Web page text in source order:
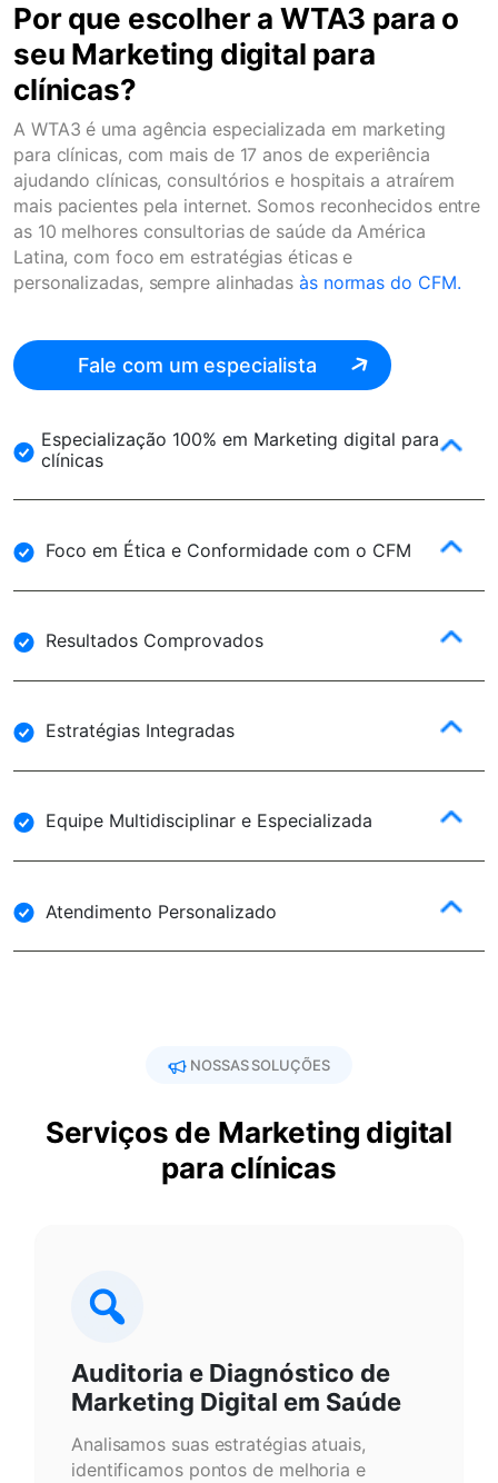
Por que escolher a WTA3 para o
seu Marketing digital para
clínicas?
A WTA3 é uma agência especializada em marketing
para clínicas, com mais de 17 anos de experiência
ajudando clínicas, consultórios e hospitais a atraírem
mais pacientes pela internet. Somos reconhecidos entre
as 10 melhores consultorias de saúde da América
Latina, com foco em estratégias éticas e
personalizadas, sempre alinhadasàs normas do CFM.
Fale com um especialista
Especialização 100% em Marketing digital para
clínicas
Foco em Ética e Conformidade com o CFM
Resultados Comprovados
Estratégias Integradas
Equipe Multidisciplinar e Especializada
Atendimento Personalizado
NOSSAS SOLUÇÕES
Serviços de Marketing digital
para clínicas
Auditoria e Diagnóstico de
Marketing Digital em Saúde
Analisamos suas estratégias atuais,
identificamos pontos de melhoria e